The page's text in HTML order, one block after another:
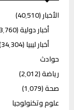
الأخبار(40٬510)
أخبار دولية(3٬760)
أخبار ليبيا(34٬304)
حوادث
رياضة(2٬012)
صحة(1٬079)
علوم وتكنولوجيا